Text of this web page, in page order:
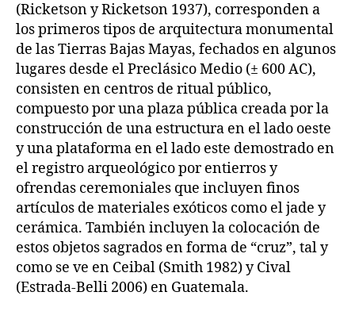
(Ricketson y Ricketson 1937), corresponden a
los primeros tipos de arquitectura monumental
de las Tierras Bajas Mayas, fechados en algunos
lugares desde el Preclásico Medio (± 600 AC),
consisten en centros de ritual público,
compuesto por una plaza pública creada por la
construcción de una estructura en el lado oeste
y una plataforma en el lado este demostrado en
el registro arqueológico por entierros y
ofrendas ceremoniales que incluyen finos
artículos de materiales exóticos como el jade y
cerámica. También incluyen la colocación de
estos objetos sagrados en forma de “cruz”, tal y
como se ve en Ceibal (Smith 1982) y Cival
(Estrada-Belli 2006) en Guatemala.